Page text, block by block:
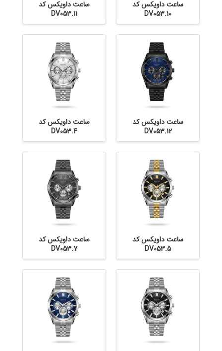
ساعت داویکس کد
DV053.10
ساعت داویکس کد
DV053.11
ساعت داویکس کد
DV053.12
ساعت داویکس کد
DV053.4
ساعت داویکس کد
DV053.5
ساعت داویکس کد
DV053.7